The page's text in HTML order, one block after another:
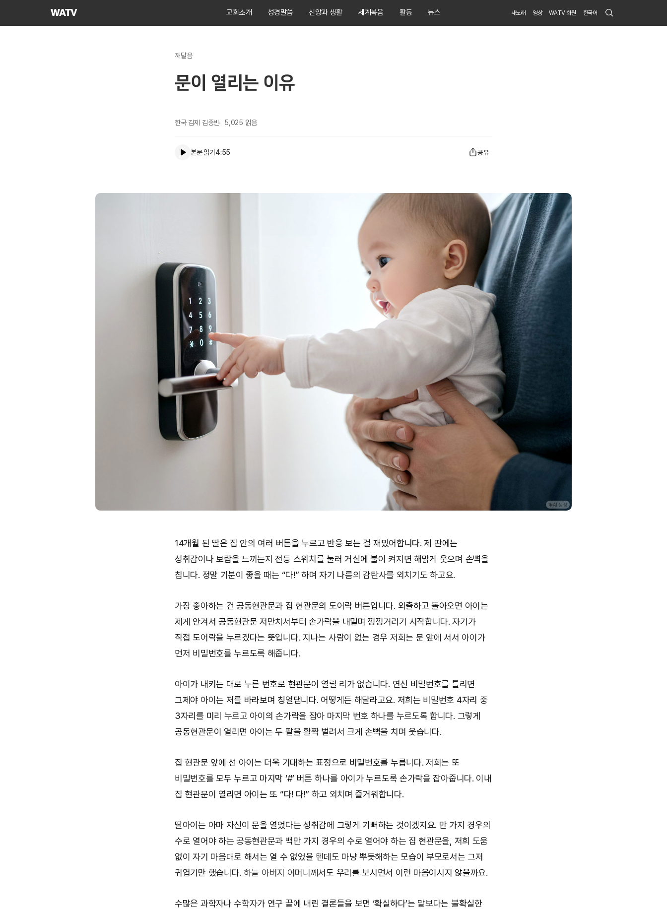
하나님의교회
교회소개 성경말씀 신앙과 생활 세계복음 활동 뉴스 새노래 영상 WATV 회원 한국어 Search
Submit
깨달음
문이 열리는 이유
한국 김제 김종빈 5,025 읽음
본문 읽기4:55 공유
AI 생성
14개월 된 딸은 집 안의 여러 버튼을 누르고 반응 보는 걸 재밌어합니다. 제 딴에는
성취감이나 보람을 느끼는지 전등 스위치를 눌러 거실에 불이 켜지면 해맑게 웃으며 손뼉을
칩니다. 정말 기분이 좋을 때는 “다!” 하며 자기 나름의 감탄사를 외치기도 하고요.
가장 좋아하는 건 공동현관문과 집 현관문의 도어락 버튼입니다. 외출하고 돌아오면 아이는
제게 안겨서 공동현관문 저만치서부터 손가락을 내밀며 낑낑거리기 시작합니다. 자기가
직접 도어락을 누르겠다는 뜻입니다. 지나는 사람이 없는 경우 저희는 문 앞에 서서 아이가
먼저 비밀번호를 누르도록 해줍니다.
아이가 내키는 대로 누른 번호로 현관문이 열릴 리가 없습니다. 연신 비밀번호를 틀리면
그제야 아이는 저를 바라보며 칭얼댑니다. 어떻게든 해달라고요. 저희는 비밀번호 4자리 중
3자리를 미리 누르고 아이의 손가락을 잡아 마지막 번호 하나를 누르도록 합니다. 그렇게
공동현관문이 열리면 아이는 두 팔을 활짝 벌려서 크게 손뼉을 치며 웃습니다.
집 현관문 앞에 선 아이는 더욱 기대하는 표정으로 비밀번호를 누릅니다. 저희는 또
비밀번호를 모두 누르고 마지막 ‘#’ 버튼 하나를 아이가 누르도록 손가락을 잡아줍니다. 이내
집 현관문이 열리면 아이는 또 “다! 다!” 하고 외치며 즐거워합니다.
딸아이는 아마 자신이 문을 열었다는 성취감에 그렇게 기뻐하는 것이겠지요. 만 가지 경우의
수로 열어야 하는 공동현관문과 백만 가지 경우의 수로 열어야 하는 집 현관문을, 저희 도움
없이 자기 마음대로 해서는 열 수 없었을 텐데도 마냥 뿌듯해하는 모습이 부모로서는 그저
귀엽기만 했습니다. 하늘 아버지 어머니 께서도 우리를 보시면서 이런 마음이시지 않을까요.
수많은 과학자나 수학자가 연구 끝에 내린 결론들을 보면 ‘확실하다’는 말보다는 불확실한